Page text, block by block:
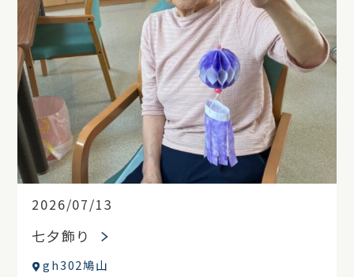
2026/07/13
七夕飾り
gh302鳩山